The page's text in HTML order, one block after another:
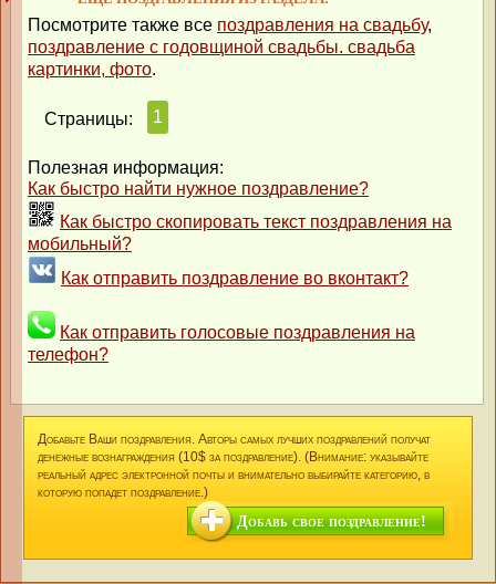
Посмотрите также все поздравления на свадьбу,
поздравление с годовщиной свадьбы. свадьба
картинки, фото.
Страницы: 1
Полезная информация:
Как быстро найти нужное поздравление?
Как быстро скопировать текст поздравления на
мобильный?
Как отправить поздравление во вконтакт?
Как отправить голосовые поздравления на
телефон?
Добавьте Ваши поздравления. Авторы самых лучших поздравлений получат
денежные вознаграждения (10$ за поздравление). (Внимание: указывайте
реальный адрес электронной почты и внимательно выбирайте категорию, в
которую попадет поздравление.)
Добавь свое поздравление!